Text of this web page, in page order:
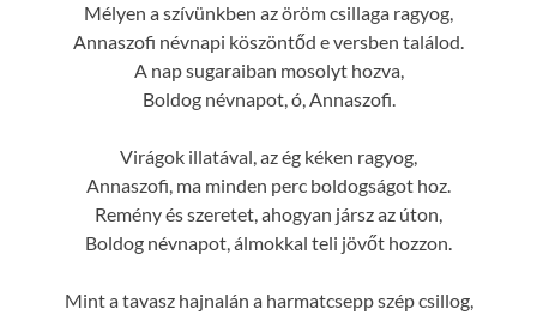
Mélyen a szívünkben az öröm csillaga ragyog,
Annaszofi névnapi köszöntőd e versben találod.
A nap sugaraiban mosolyt hozva,
Boldog névnapot, ó, Annaszofi.
Virágok illatával, az ég kéken ragyog,
Annaszofi, ma minden perc boldogságot hoz.
Remény és szeretet, ahogyan jársz az úton,
Boldog névnapot, álmokkal teli jövőt hozzon.
Mint a tavasz hajnalán a harmatcsepp szép csillog,